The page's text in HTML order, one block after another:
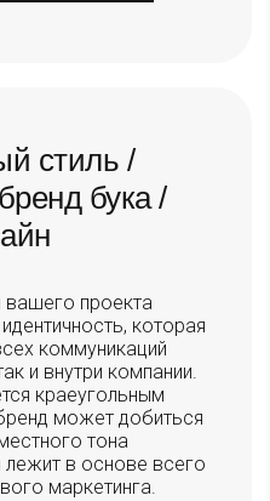
стиль /
бука /
проекта
которая
коммуникаций
и внутри компании.
краеугольным
может добиться
тона
в основе всего
маркетинга.